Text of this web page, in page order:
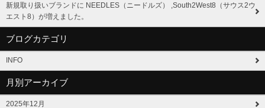
新規取り扱いブランドに NEEDLES（ニードルズ） ,South2West8（サウス2ウ
エスト8）が増えました。
ブログカテゴリ
INFO
月別アーカイブ
2025年12月